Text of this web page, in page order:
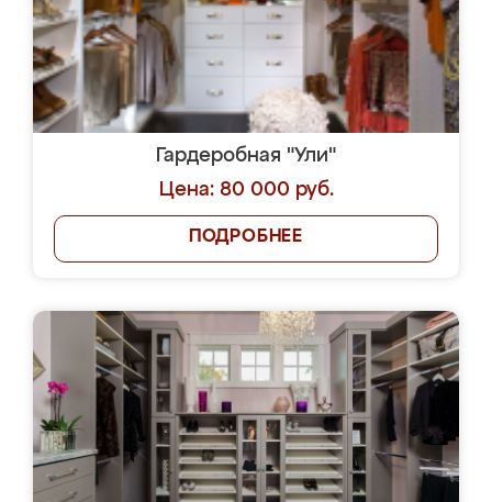
Гардеробная "Ули"
Цена: 80 000 руб.
ПОДРОБНЕЕ